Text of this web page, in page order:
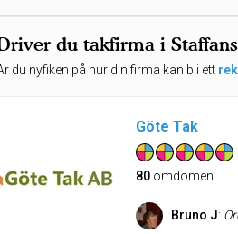
du takfirma i
du nyfiken på hur din firma kan bli ett
Göte Tak
80 omdömen
Bruno J: